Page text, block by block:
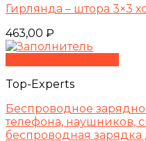
Гирлянда – штора 3×3
463,00 ₽
Top-Experts
Беспроводное
телефона, наушников,
беспроводная зарядка